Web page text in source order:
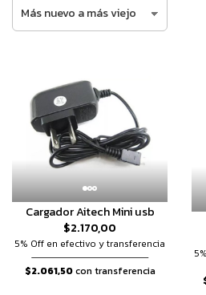
Cargador Aitech Mini usb
$2.170,00
5% Off en efectivo y transferencia
$2.061,50con transferencia